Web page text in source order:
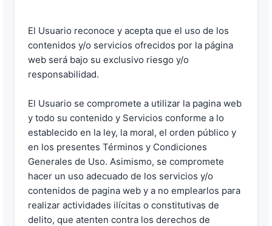
El Usuario reconoce y acepta que el uso de los
contenidos y/o servicios ofrecidos por la página
web será bajo su exclusivo riesgo y/o
responsabilidad.
El Usuario se compromete a utilizar la pagina web
y todo su contenido y Servicios conforme a lo
establecido en la ley, la moral, el orden público y
en los presentes Términos y Condiciones
Generales de Uso. Asimismo, se compromete
hacer un uso adecuado de los servicios y/o
contenidos de pagina web y a no emplearlos para
realizar actividades ilícitas o constitutivas de
delito, que atenten contra los derechos de